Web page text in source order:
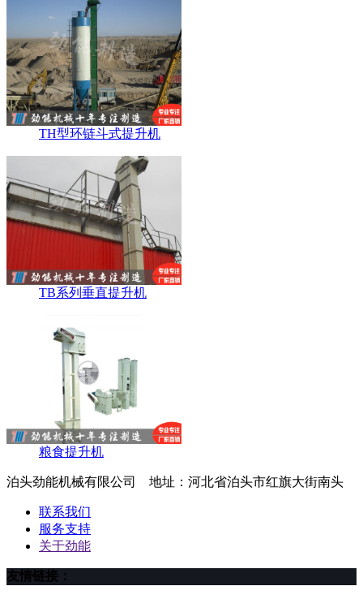
TH型环链斗式提升机
TB系列垂直提升机
粮食提升机
泊头劲能机械有限公司 地址：河北省泊头市红旗大街南头
联系我们
服务支持
关于劲能
友情链接：